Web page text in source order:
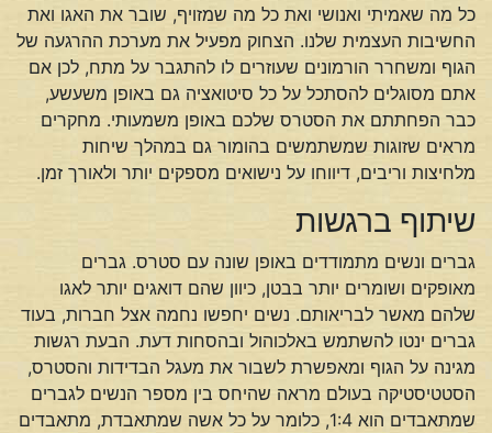
כל מה שאמיתי ואנושי ואת כל מה שמזויף, שובר את האגו ואת
החשיבות העצמית שלנו. הצחוק מפעיל את מערכת ההרגעה של
הגוף ומשחרר הורמונים שעוזרים לו להתגבר על מתח, לכן אם
אתם מסוגלים להסתכל על כל סיטואציה גם באופן משעשע,
כבר הפחתתם את הסטרס שלכם באופן משמעותי. מחקרים
מראים שזוגות שמשתמשים בהומור גם במהלך שיחות
מלחיצות וריבים, דיווחו על נישואים מספקים יותר ולאורך זמן.
שיתוף ברגשות
גברים ונשים מתמודדים באופן שונה עם סטרס. גברים
מאופקים ושומרים יותר בבטן, כיוון שהם דואגים יותר לאגו
שלהם מאשר לבריאותם. נשים יחפשו נחמה אצל חברות, בעוד
גברים ינטו להשתמש באלכוהול ובהסחות דעת. הבעת רגשות
מגינה על הגוף ומאפשרת לשבור את מעגל הבדידות והסטרס,
הסטטיסטיקה בעולם מראה שהיחס בין מספר הנשים לגברים
שמתאבדים הוא 1:4, כלומר על כל אשה שמתאבדת, מתאבדים